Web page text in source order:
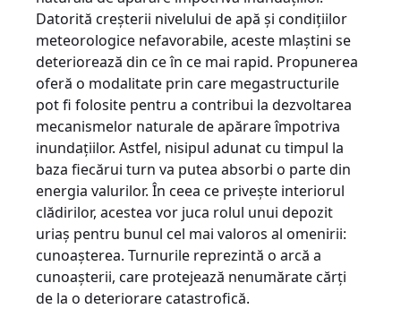
Datorită creşterii nivelului de apă şi condiţiilor
meteorologice nefavorabile, aceste mlaştini se
deteriorează din ce în ce mai rapid. Propunerea
oferă o modalitate prin care megastructurile
pot fi folosite pentru a contribui la dezvoltarea
mecanismelor naturale de apărare împotriva
inundaţiilor. Astfel, nisipul adunat cu timpul la
baza fiecărui turn va putea absorbi o parte din
energia valurilor. În ceea ce priveşte interiorul
clădirilor, acestea vor juca rolul unui depozit
uriaş pentru bunul cel mai valoros al omenirii:
cunoaşterea. Turnurile reprezintă o arcă a
cunoaşterii, care protejează nenumărate cărţi
de la o deteriorare catastrofică.